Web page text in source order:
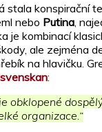
konspirační
nebo Putina ,
kombinací
ale zejména
na hlavičku.
:
obklopené
organizace.“